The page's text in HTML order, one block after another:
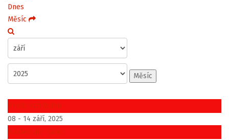
Dnes
Měsíc
Měsíc
Předchozí týden
08 - 14 září, 2025
Následující týden